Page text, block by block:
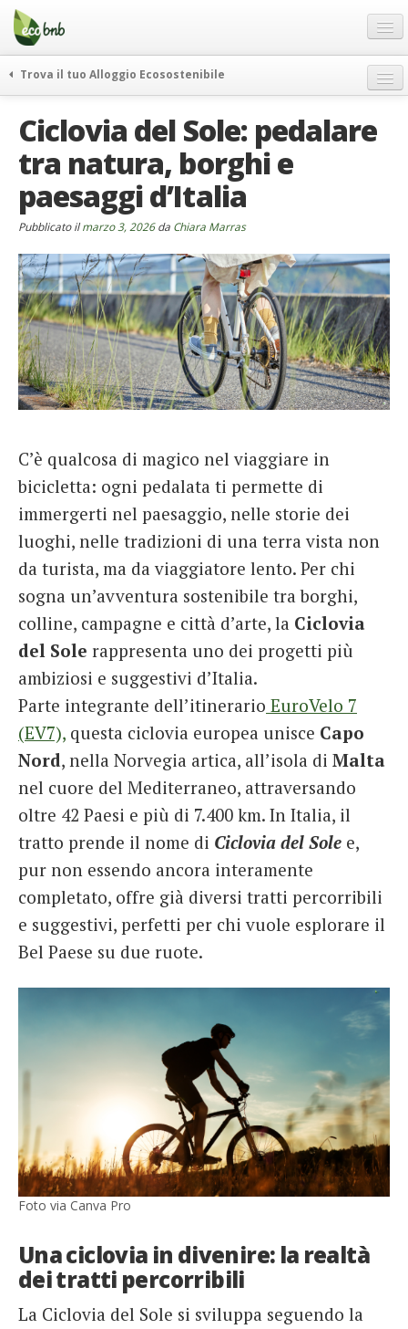
Menu
Salta
contenuto
Offerte Speciali
Regali
FAQ
Chi Siamo
Partner
Contatti
Italiano
German
English
Spanish
Italiano
Trova il tuo Alloggio Ecosostenibile
itinerari
curiosità
vivere e viaggiare verde
news ed eventi
rassegna stampa
Ciclovia del Sole: pedalare
tra natura, borghi e
paesaggi d’Italia
Pubblicato ilmarzo 3, 2026da Chiara Marras
C’è qualcosa di magico nel viaggiare in
bicicletta: ogni pedalata ti permette di
immergerti nel paesaggio, nelle storie dei
luoghi, nelle tradizioni di una terra vista non
da turista, ma da viaggiatore lento. Per chi
sogna un’avventura sostenibile tra borghi,
colline, campagne e città d’arte, la Ciclovia
del Sole rappresenta uno dei progetti più
ambiziosi e suggestivi d’Italia.
Parte integrante dell’itinerario EuroVelo 7
(EV7), questa ciclovia europea unisce Capo
Nord, nella Norvegia artica, all’isola di Malta
nel cuore del Mediterraneo, attraversando
oltre 42 Paesi e più di 7.400 km. In Italia, il
tratto prende il nome di Ciclovia del Sole e,
pur non essendo ancora interamente
completato, offre già diversi tratti percorribili
e suggestivi, perfetti per chi vuole esplorare il
Bel Paese su due ruote.
Foto via Canva Pro
Una ciclovia in divenire: la realtà
dei tratti percorribili
La Ciclovia del Sole si sviluppa seguendo la